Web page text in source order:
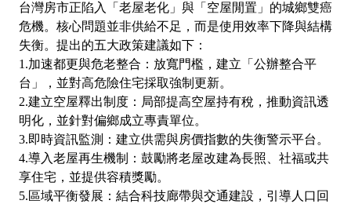
台灣房市正陷入「老屋老化」與「空屋閒置」的城鄉雙癌
危機。核心問題並非供給不足，而是使用效率下降與結構
失衡。提出的五大政策建議如下：
1.加速都更與危老整合：放寬門檻，建立「公辦整合平
台」，並對高危險住宅採取強制更新。
2.建立空屋釋出制度：局部提高空屋持有稅，推動資訊透
明化，並針對偏鄉成立專責單位。
3.即時資訊監測：建立供需與房價指數的失衡警示平台。
4.導入老屋再生機制：鼓勵將老屋改建為長照、社福或共
享住宅，並提供容積獎勵。
5.區域平衡發展：結合科技廊帶與交通建設，引導人口回